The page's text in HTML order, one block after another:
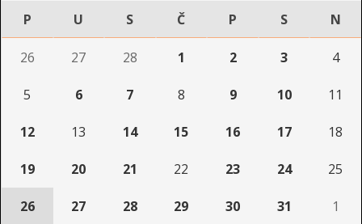
P U S Č P S N
26 27 28 1 2 3 4
5 6 7 8 9 10 11
12 13 14 15 16 17 18
19 20 21 22 23 24 25
26 27 28 29 30 31 1